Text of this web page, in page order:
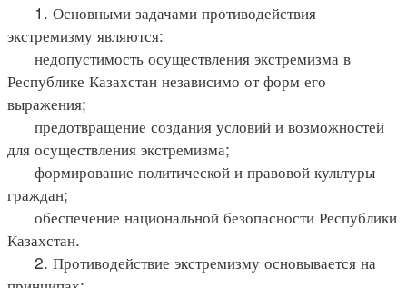
1. Основными задачами противодействия
экстремизму являются:
недопустимость осуществления экстремизма в
Республике Казахстан независимо от форм его
выражения;
предотвращение создания условий и возможностей
для осуществления экстремизма;
формирование политической и правовой культуры
граждан;
обеспечение национальной безопасности Республики
Казахстан.
2. Противодействие экстремизму основывается на